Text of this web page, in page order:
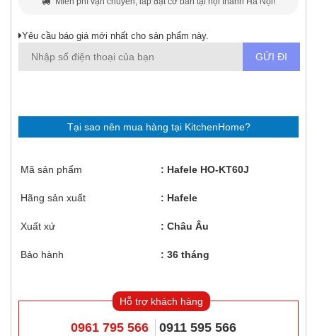
Yêu cầu báo giá mới nhất cho sản phẩm này.
Tại sao nên mua hàng tại KitchenHome?
Mã sản phẩm Hafele HO-KT60J
Hãng sản xuất Hafele
Xuất xứ Châu Âu
Bảo hành 36 tháng
Hỗ trợ khách hàng
0961 795 566 0911 595 566